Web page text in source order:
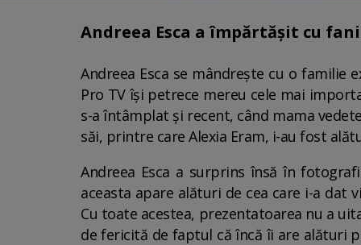
Andreea Esca a împărtășit cu
Andreea Esca se mândrește cu o familie
Pro TV își petrece mereu cele mai
s-a întâmplat și recent, când mama
săi, printre care Alexia Eram, i-au fost
Andreea Esca a surprins însă în
aceasta apare alături de cea care i-a dat
Cu toate acestea, prezentatoarea nu a
de fericită de faptul că încă îi are alături